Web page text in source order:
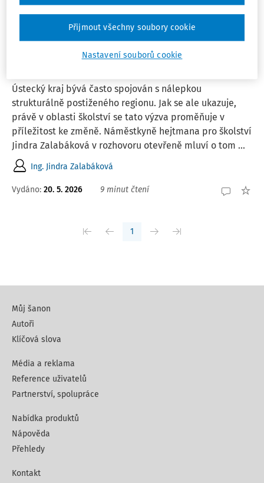
ČLÁNKY
Školy nejsou jen budovy. V Ústeckém kraji
Ústecký kraj bývá často spojován s nálepkou
strukturálně postiženého regionu. Jak se ale ukazuje,
právě v oblasti školství se tato výzva proměňuje v
příležitost ke změně. Náměstkyně hejtmana pro školství
Jindra Zalabáková v rozhovoru otevřeně mluví o tom ...
Ing. Jindra Zalabáková
Vydáno: 20. 5. 2026 9 minut čtení
1
Můj šanon
Autoři
Klíčová slova
Média a reklama
Reference uživatelů
Partnerství, spolupráce
Nabídka produktů
Nápověda
Přehledy
Kontakt
Nastavení souborů cookie
Přijmout všechny soubory cookie